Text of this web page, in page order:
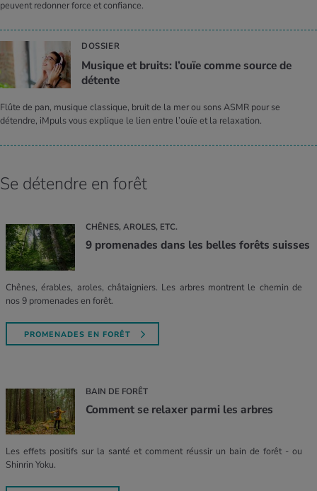
peuvent redonner force et confiance.
DOSSIER
Musique et bruits: l’ouïe comme source de
détente
Flûte de pan, musique classique, bruit de la mer ou sons ASMR pour se
détendre, iMpuls vous explique le lien entre l’ouïe et la relaxation.
Se détendre en forêt
CHÊNES, AROLES, ETC.
9 promenades dans les belles forêts suisses
Chênes, érables, aroles, châtaigniers. Les arbres montrent le chemin de
nos 9 promenades en forêt.
PROMENADES EN FORÊT
BAIN DE FORÊT
Comment se relaxer parmi les arbres
Les effets positifs sur la santé et comment réussir un bain de forêt - ou
Shinrin Yoku.